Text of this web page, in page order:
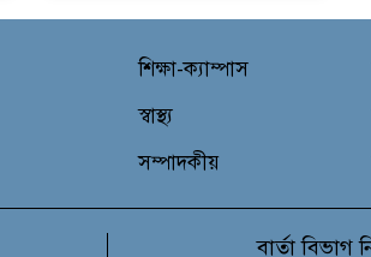
শিক্ষা-ক্যাম্পাস
স্বাস্থ্য
সম্পাদকীয়
বার্তা বিভাগ